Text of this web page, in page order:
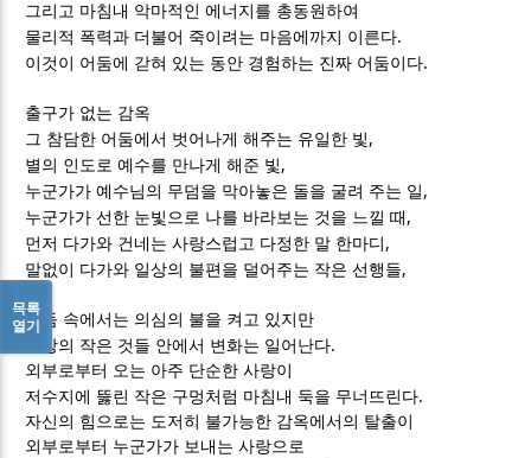
그리고 마침내 악마적인 에너지를 총동원하여
물리적 폭력과 더불어 죽이려는 마음에까지 이른다.
이것이 어둠에 갇혀 있는 동안 경험하는 진짜 어둠이다.
출구가 없는 감옥
그 참담한 어둠에서 벗어나게 해주는 유일한 빛 ,
별의 인도로 예수를 만나게 해준 빛 ,
누군가가 예수님의 무덤을 막아놓은 돌을 굴려 주는 일 ,
누군가가 선한 눈빛으로 나를 바라보는 것을 느낄 때 ,
먼저 다가와 건네는 사랑스럽고 다정한 말 한마디 ,
말없이 다가와 일상의 불편을 덜어주는 작은 선행들,
어둠 속에서는 의심의 불을 켜고 있지만
일상의 작은 것들 안에서 변화는 일어난다.
외부로부터 오는 아주 단순한 사랑이
저수지에 뚫린 작은 구멍처럼 마침내 둑을 무너뜨린다.
자신의 힘으로는 도저히 불가능한 감옥에서의 탈출이
외부로부터 누군가가 보내는 사랑으로
목록
열기